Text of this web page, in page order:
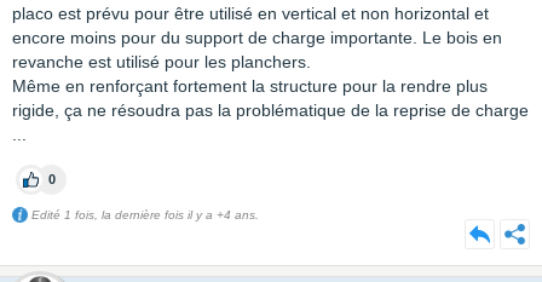
placo est prévu pour être utilisé en vertical et non horizontal et
encore moins pour du support de charge importante. Le bois en
revanche est utilisé pour les planchers.
Même en renforçant fortement la structure pour la rendre plus
rigide, ça ne résoudra pas la problématique de la reprise de charge
0
Edité 1 fois, la dernière fois il y a +4 ans.